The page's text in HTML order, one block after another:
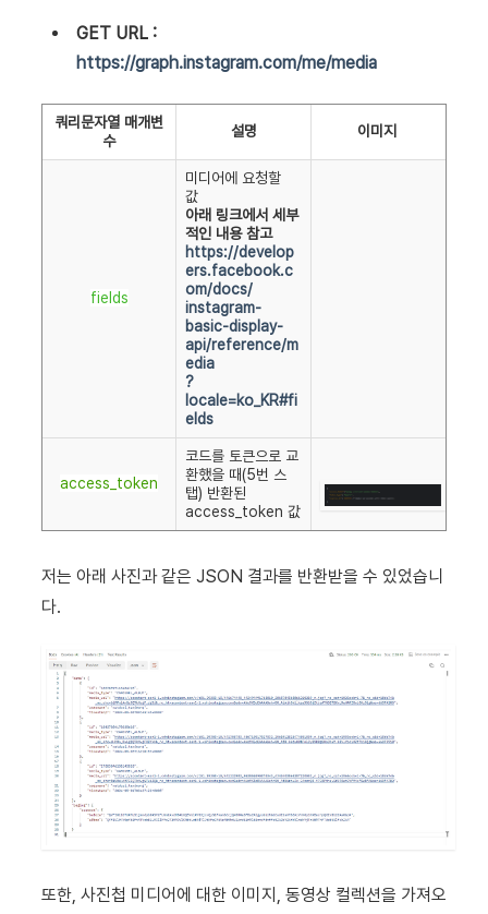
GET URL :
https://graph.instagram.com/me/media
쿼리문자열 매개변
수
설명 이미지
fields
미디어에 요청할
값
아래 링크에서 세부
적인 내용 참고
https://develop
ers.facebook.c
om/docs/
instagram-
basic-display-
api/reference/m
edia
?
locale=ko_KR#fi
elds
access_token
코드를 토큰으로 교
환했을 때(5번 스
탭) 반환된
access_token 값
저는 아래 사진과 같은 JSON 결과를 반환받을 수 있었습니
다.
또한, 사진첩 미디어에 대한 이미지, 동영상 컬렉션을 가져오